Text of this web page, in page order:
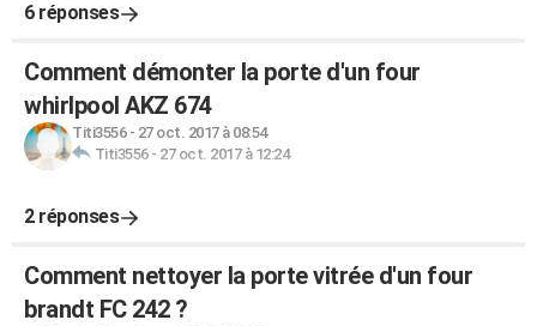
6 réponses
Comment démonter la porte d'un four
whirlpool AKZ 674
Titi3556- 27 oct. 2017 à 08:54
Titi3556- 27 oct. 2017 à 12:24
2 réponses
Comment nettoyer la porte vitrée d'un four
brandt FC 242 ?